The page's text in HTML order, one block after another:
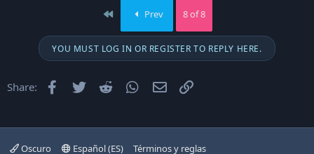
First Prev 8 of 8
YOU MUST LOG IN OR REGISTER TO REPLY HERE.
Share: Facebook
Twitter Reddit WhatsApp
Email
Oscuro Español (ES) Términos y reglas